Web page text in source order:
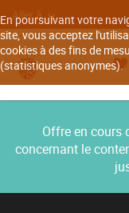
En poursuivant votre
site, vous acceptez
cookies à des fins de
(statistiques anonymes).
Aller à
Offre en cours
concernant le